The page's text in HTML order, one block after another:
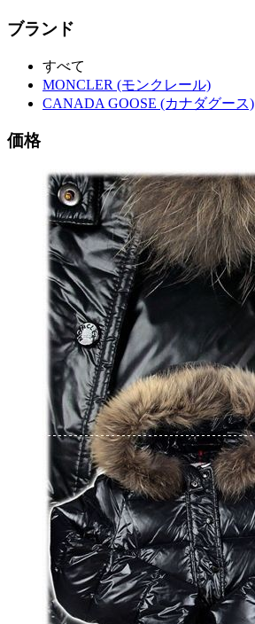
ブランド
すべて
MONCLER (モンクレール)
CANADA GOOSE (カナダグース)
価格